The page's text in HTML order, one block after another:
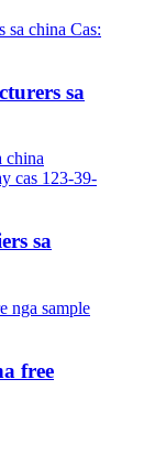
sa
sa
free